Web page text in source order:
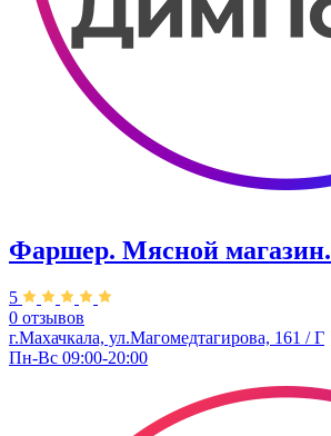
Фаршер. Мясной магазин.
5
0 отзывов
г.Махачкала, ул.Магомедтагирова, 161 / Г
Пн-Вс 09:00-20:00